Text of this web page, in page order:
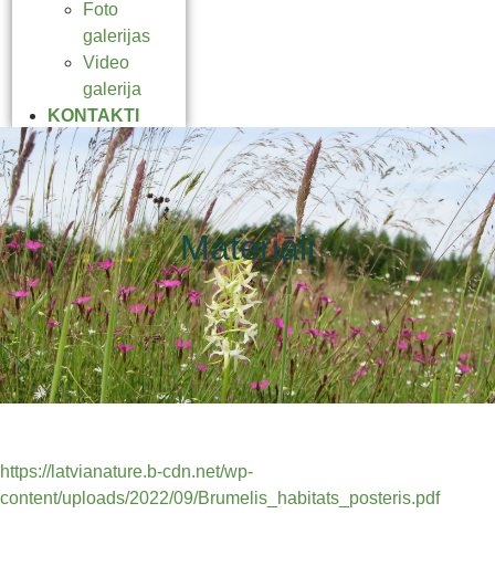
Foto
galerijas
Video
galerija
KONTAKTI
Materiāli
https://latvianature.b-cdn.net/wp-
content/uploads/2022/09/Brumelis_habitats_posteris.pdf